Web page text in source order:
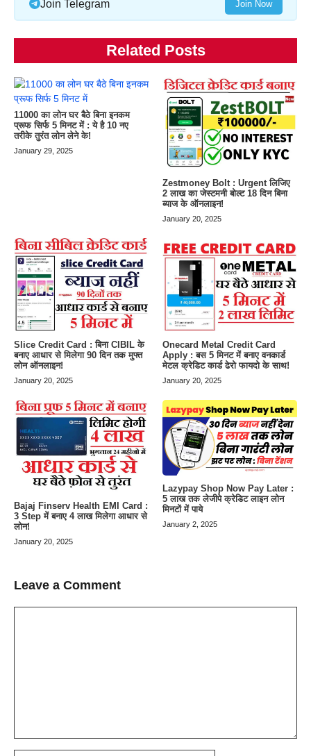
Join Telegram Join Now
Related Posts
11000 का लोन घर बैठे बिना इनकम
प्रूफ सिर्फ 5 मिनट में : ये है 10 नए
तरीके तुरंत लोन लेने के!
January 29, 2025
Zestmoney Bolt : Urgent लिजिए
2 लाख का जेस्टमनी बोल्ट 18 दिन बिना
ब्याज के ऑनलाइन!
January 20, 2025
Slice Credit Card : बिना CIBIL के
बनाए आधार से मिलेगा 90 दिन तक मुफ्त
लोन ऑनलाइन!
January 20, 2025
Onecard Metal Credit Card
Apply : बस 5 मिनट में बनाए वनकार्ड
मेटल क्रेडिट कार्ड ढेरो फायदो के साथ!
January 20, 2025
Bajaj Finserv Health EMI Card :
3 Step में बनाए 4 लाख मिलेगा आधार से
लोन!
January 20, 2025
Lazypay Shop Now Pay Later :
5 लाख तक लेजीपे क्रेडिट लाइन लोन
मिनटों में पाये
January 2, 2025
Leave a Comment